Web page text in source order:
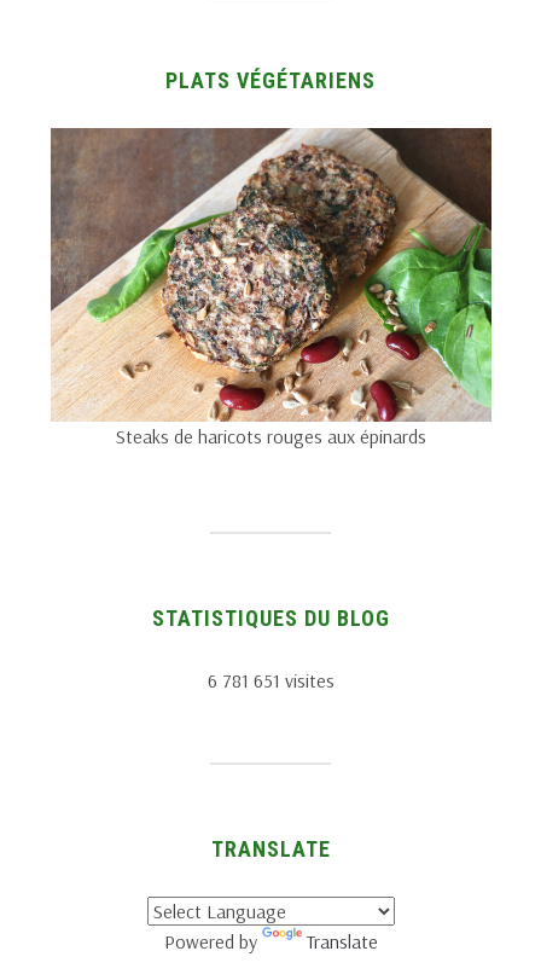
PLATS VÉGÉTARIENS
Steaks de haricots rouges aux épinards
STATISTIQUES DU BLOG
6 781 651 visites
TRANSLATE
Powered by Translate